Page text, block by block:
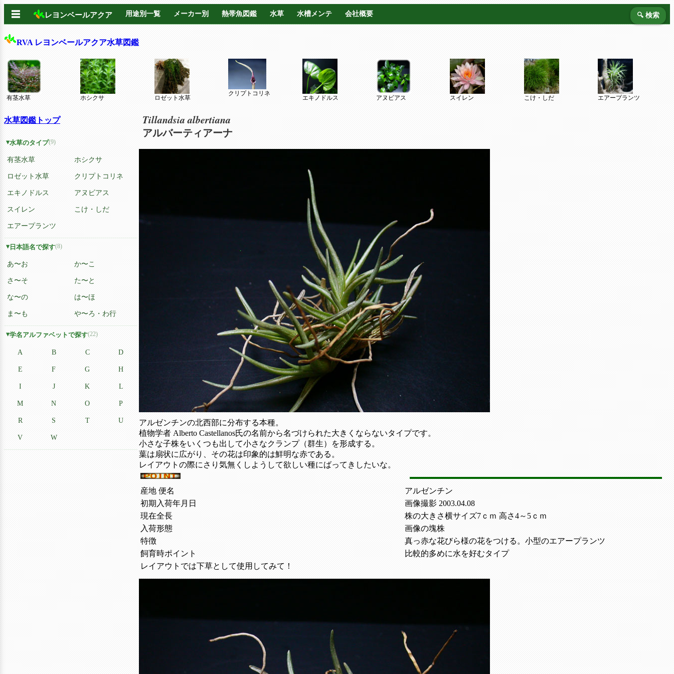
☰ レヨンベールアクア 用途別一覧 メーカー別 熱帯魚図鑑 水草 水槽メンテ 会社概要 🔍 検索
RVA レヨンベールアクア水草図鑑
有茎水草 ホシクサ ロゼット水草
クリプトコリネ
エキノドルス アヌビアス スイレン こけ・しだ エアープランツ
Tillandsia albertiana
アルバーティアーナ
アルゼンチンの北西部に分布する本種。
植物学者 Alberto Castellanos氏の名前から名づけられた大きくならないタイプです。
小さな子株をいくつも出して小さなクランプ（群生）を形成する。
葉は扇状に広がり、その花は印象的は鮮明な赤である。
レイアウトの際にさり気無くしようして欲しい種にばってきしたいな。
産地 便名
アルゼンチン
初期入荷年月日
画像撮影 2003.04.08
現在全長
株の大きさ横サイズ7ｃｍ 高さ4～5ｃｍ
入荷形態
画像の塊株
特徴
真っ赤な花びら様の花をつける。小型のエアープランツ
飼育時ポイント
比較的多めに水を好むタイプ
レイアウトでは下草として使用してみて！
水草図鑑トップ
水草のタイプ(9)
有茎水草 ホシクサ
ロゼット水草 クリプトコリネ
エキノドルス アヌビアス
スイレン こけ・しだ
エアープランツ
日本語名で探す(8)
あ〜お か〜こ
さ〜そ た〜と
な〜の は〜ほ
ま〜も や〜ろ・わ行
学名アルファベットで探す(22)
A B C D
E F G H
I J K L
M N O P
R S T U
V W